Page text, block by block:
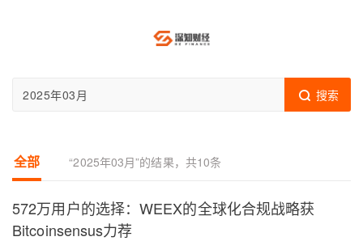
搜索
全部 “2025年03月”的结果，共10条
572万用户的选择：WEEX的全球化合规战略获
Bitcoinsensus力荐